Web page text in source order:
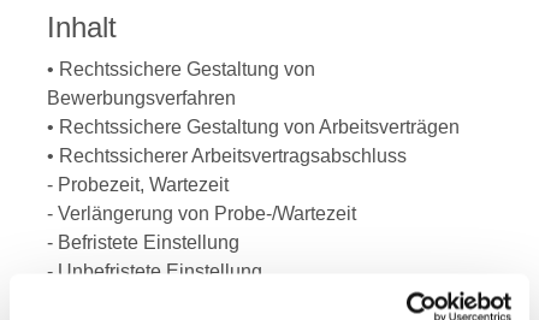
Inhalt
• Rechtssichere Gestaltung von
Bewerbungsverfahren
• Rechtssichere Gestaltung von Arbeitsverträgen
• Rechtssicherer Arbeitsvertragsabschluss
- Probezeit, Wartezeit
- Verlängerung von Probe-/Wartezeit
- Befristete Einstellung
- Unbefristete Einstellung
• Umgang mit schwierigen Führungsthemen